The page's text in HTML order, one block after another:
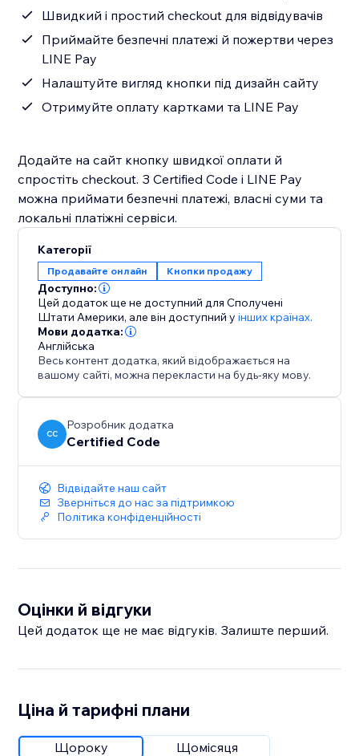
Швидкий і простий checkout для відвідувачів
Приймайте безпечні платежі й пожертви через
LINE Pay
Налаштуйте вигляд кнопки під дизайн сайту
Отримуйте оплату картками та LINE Pay
Додайте на сайт кнопку швидкої оплати й
спростіть checkout. З Certified Code і LINE Pay
можна приймати безпечні платежі, власні суми та
локальні платіжні сервіси.
Категорії
Продавайте онлайн Кнопки продажу
Доступно:
Цей додаток ще не доступний для Сполучені
Штати Америки, але він доступний у інших країнах.
Мови додатка:
Англійська
Весь контент додатка, який відображається на
вашому сайті, можна перекласти на будь-яку мову.
CC
Розробник додатка
Certified Code
Відвідайте наш сайт
Зверніться до нас за підтримкою
Політика конфіденційності
Оцінки й відгуки
Цей додаток ще не має відгуків. Залиште перший.
Ціна й тарифні плани
Щороку Щомісяця